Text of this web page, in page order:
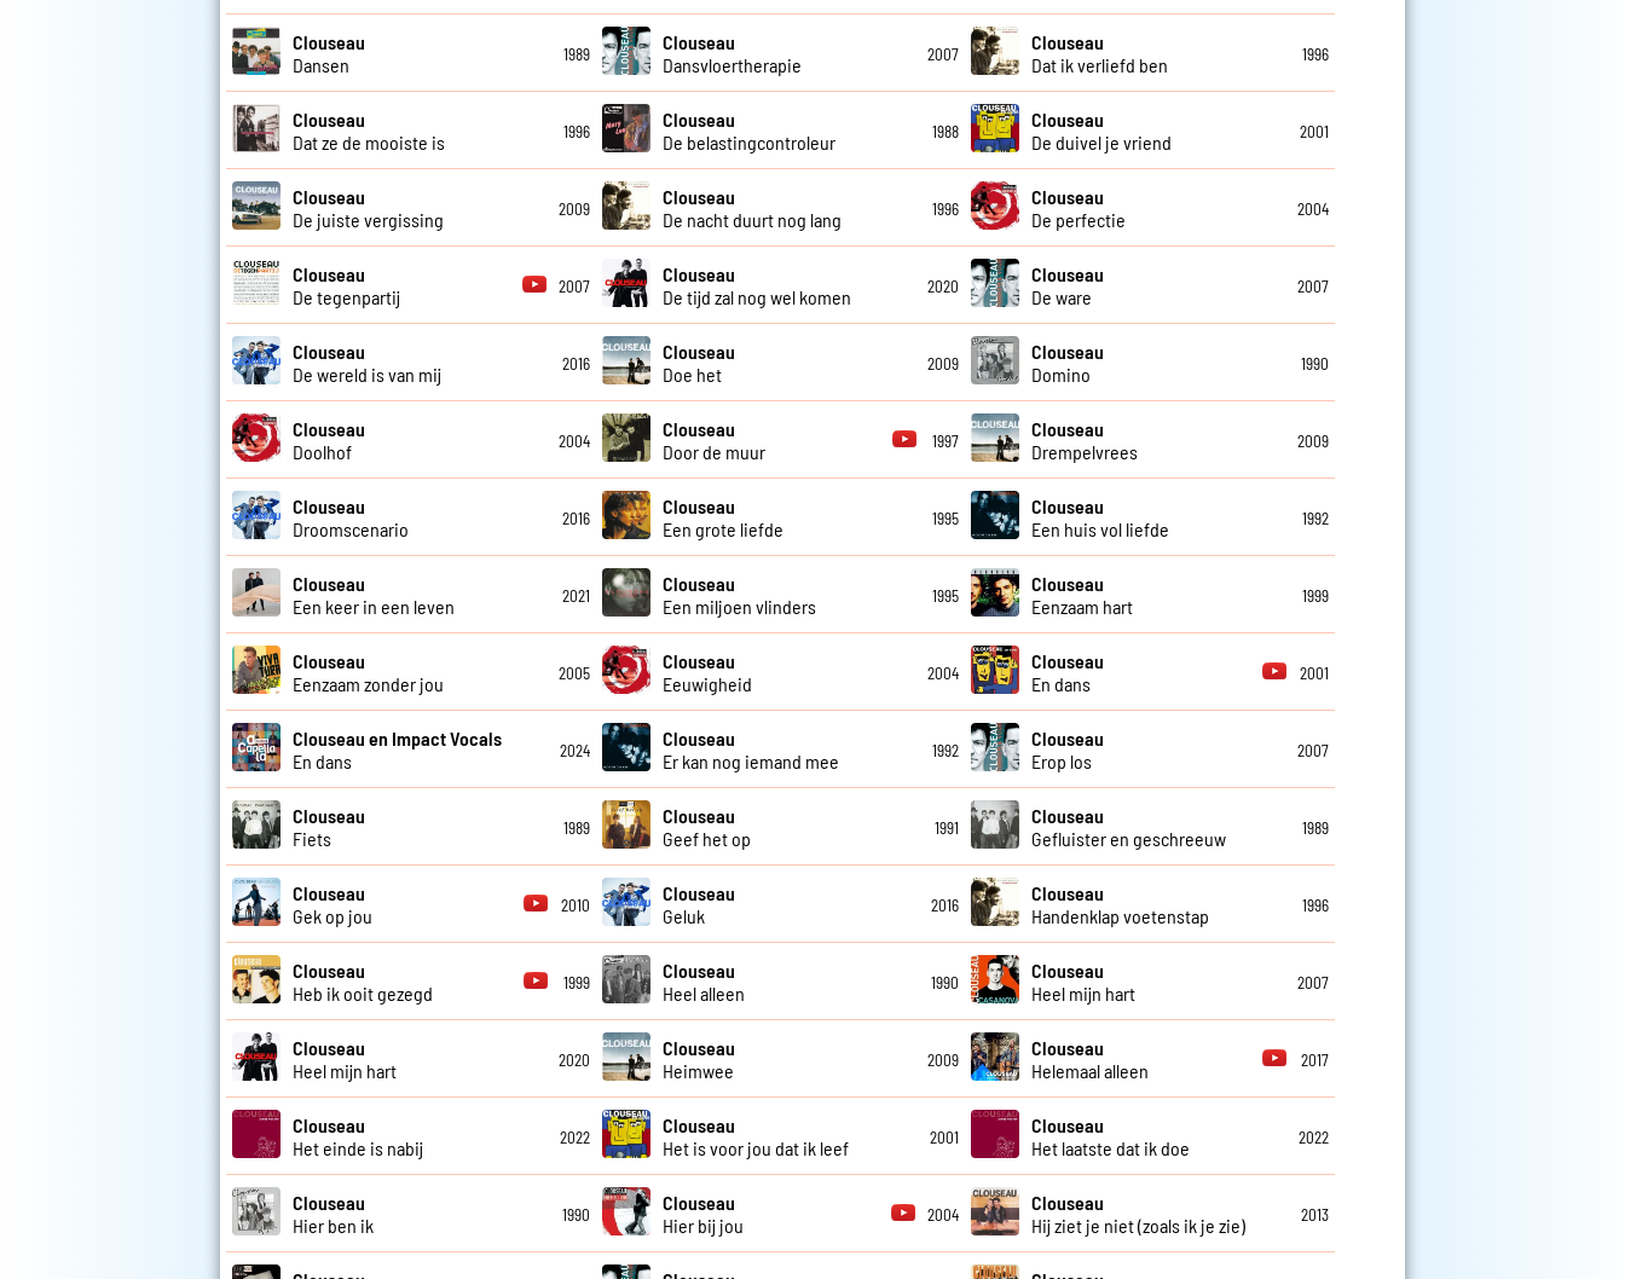
Clouseau
Dansen
1989
Clouseau
Dansvloertherapie
2007
Clouseau
Dat ik verliefd ben
1996
Clouseau
Dat ze de mooiste is
1996
Clouseau
De belastingcontroleur
1988
Clouseau
De duivel je vriend
2001
Clouseau
De juiste vergissing
2009
Clouseau
De nacht duurt nog lang
1996
Clouseau
De perfectie
2004
Clouseau
De tegenpartij
2007
Clouseau
De tijd zal nog wel komen
2020
Clouseau
De ware
2007
Clouseau
De wereld is van mij
2016
Clouseau
Doe het
2009
Clouseau
Domino
1990
Clouseau
Doolhof
2004
Clouseau
Door de muur
1997
Clouseau
Drempelvrees
2009
Clouseau
Droomscenario
2016
Clouseau
Een grote liefde
1995
Clouseau
Een huis vol liefde
1992
Clouseau
Een keer in een leven
2021
Clouseau
Een miljoen vlinders
1995
Clouseau
Eenzaam hart
1999
Clouseau
Eenzaam zonder jou
2005
Clouseau
Eeuwigheid
2004
Clouseau
En dans
2001
Clouseau en Impact Vocals
En dans
2024
Clouseau
Er kan nog iemand mee
1992
Clouseau
Erop los
2007
Clouseau
Fiets
1989
Clouseau
Geef het op
1991
Clouseau
Gefluister en geschreeuw
1989
Clouseau
Gek op jou
2010
Clouseau
Geluk
2016
Clouseau
Handenklap voetenstap
1996
Clouseau
Heb ik ooit gezegd
1999
Clouseau
Heel alleen
1990
Clouseau
Heel mijn hart
2007
Clouseau
Heel mijn hart
2020
Clouseau
Heimwee
2009
Clouseau
Helemaal alleen
2017
Clouseau
Het einde is nabij
2022
Clouseau
Het is voor jou dat ik leef
2001
Clouseau
Het laatste dat ik doe
2022
Clouseau
Hier ben ik
1990
Clouseau
Hier bij jou
2004
Clouseau
Hij ziet je niet (zoals ik je zie)
2013